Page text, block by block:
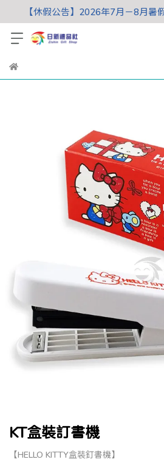
【休假公告】2026年7月－8月暑
KT盒裝訂書機
【HELLO KITTY盒裝釘書機】